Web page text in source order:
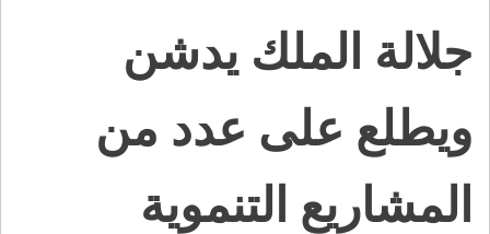
جلالة الملك يدشن
ويطلع على عدد من
المشاريع التنموية